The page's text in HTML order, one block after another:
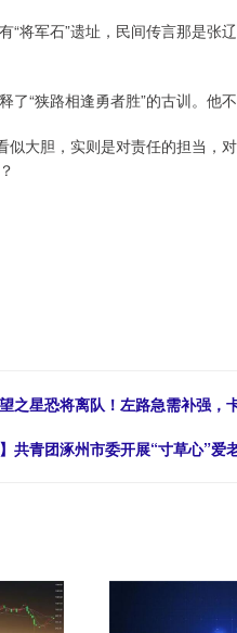
“将军石”遗址，民间传言那是
了“狭路相逢勇者胜”的古训。他
似大胆，实则是对责任的担当，
之星恐将离队！左路急需补强，
共青团涿州市委开展“寸草心”爱